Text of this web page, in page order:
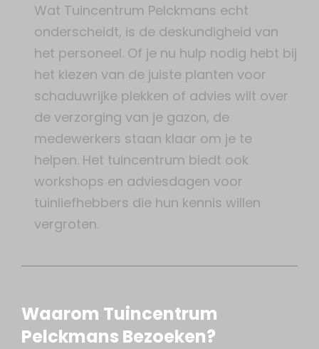
Wat Tuincentrum Pelckmans echt
onderscheidt, is de deskundigheid van
het personeel. Of je nu hulp nodig hebt bij
het kiezen van de juiste planten voor
schaduwrijke plekken of advies wilt over
de verzorging van je gazon, de
medewerkers staan klaar om je te
helpen. Het tuincentrum biedt ook
workshops en adviesdagen voor
tuinliefhebbers die hun kennis willen
vergroten.
Waarom Tuincentrum
Pelckmans Bezoeken?